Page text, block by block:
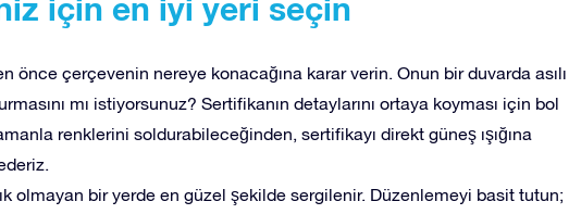
için en iyi yeri seçin
önce çerçevenin nereye konacağına karar verin. Onun bir duvarda asılı
mı istiyorsunuz? Sertifikanın detaylarını ortaya koyması için bol
renklerini soldurabileceğinden, sertifikayı direkt güneş ışığına
olmayan bir yerde en güzel şekilde sergilenir. Düzenlemeyi basit tutun;